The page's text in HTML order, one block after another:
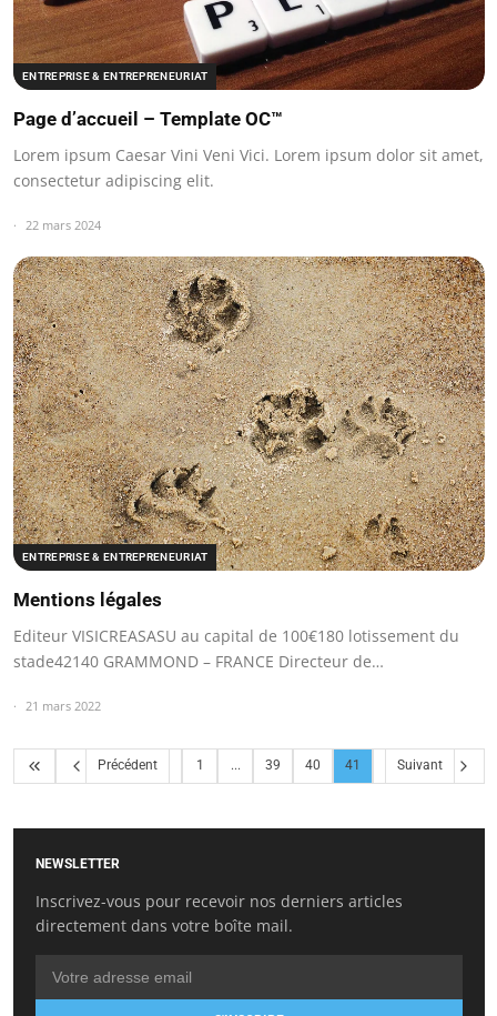
ENTREPRISE & ENTREPRENEURIAT
Page d’accueil – Template OC™
Lorem ipsum Caesar Vini Veni Vici. Lorem ipsum dolor sit amet,
consectetur adipiscing elit.
22 mars 2024
ENTREPRISE & ENTREPRENEURIAT
Mentions légales
Editeur VISICREASASU au capital de 100€180 lotissement du
stade42140 GRAMMOND – FRANCE Directeur de…
21 mars 2022
Précédent 1 ... 39 40 41 Suivant
NEWSLETTER
Inscrivez-vous pour recevoir nos derniers articles
directement dans votre boîte mail.